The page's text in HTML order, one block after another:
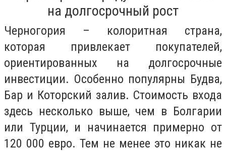
на долгосрочный рост
Черногория – колоритная страна,
которая привлекает покупателей,
ориентированных на долгосрочные
инвестиции. Особенно популярны Будва,
Бар и Которский залив. Стоимость входа
здесь несколько выше, чем в Болгарии
или Турции, и начинается примерно от
120 000 евро. Тем не менее это никак не